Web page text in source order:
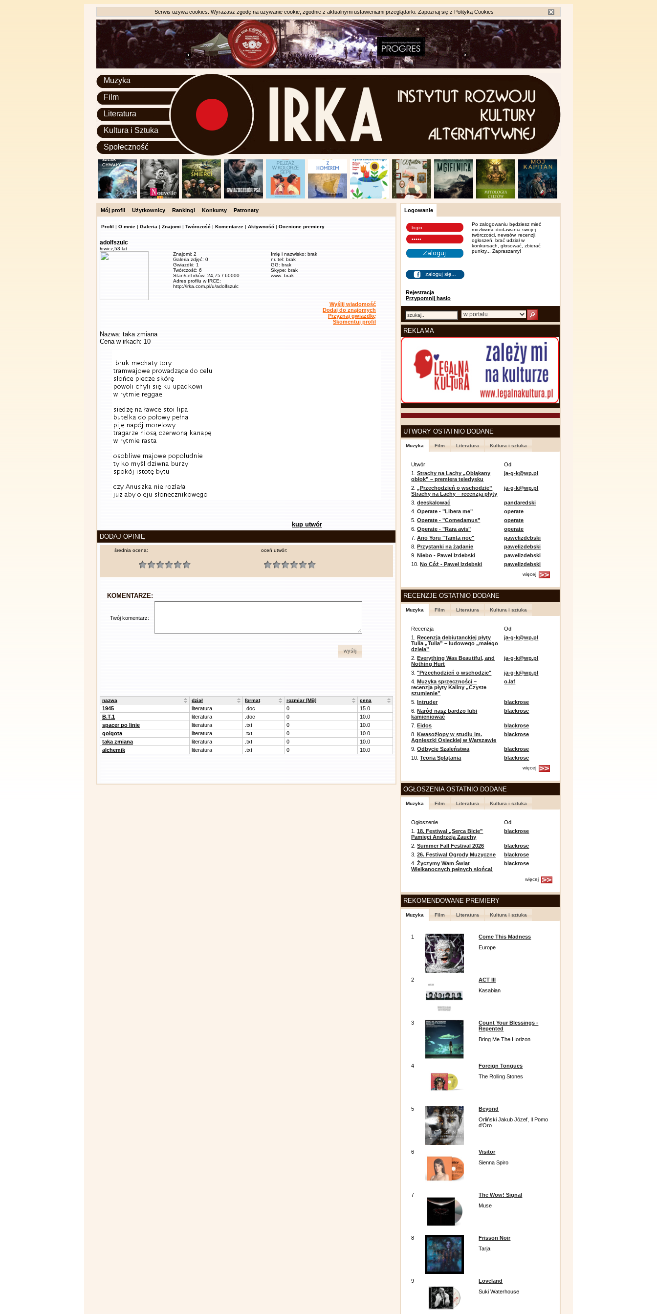
Serwis używa cookies. Wyrażasz zgodę na używanie cookie, zgodnie z aktualnymi ustawieniami przeglądarki. Zapoznaj się z Polityką Cookies
Muzyka
Film
Literatura
Kultura i Sztuka
Społeczność
Mój profil Użytkownicy Rankingi Konkursy Patronaty
Profil | O mnie | Galeria | Znajomi | Twórczość | Komentarze | Aktywność | Ocenione premiery
adolfszulc
łowicz, 53 lat
Znajomi: 2
Galeria zdjęć: 0
Gwiazdki: 1
Twórczość: 6
Stan/cel irków: 24,75 / 60000
Adres profilu w IRCE:
http://irka.com.pl/u/adolfszulc
Imię i nazwisko: brak
nr. tel: brak
GG: brak
Skype: brak
www: brak
Wyślij wiadomość
Dodaj do znajomych
Przyznaj gwiazdkę
Skomentuj profil
Nazwa: taka zmiana
Cena w irkach: 10
kup utwór
DODAJ OPINIĘ
średnia ocena: oceń utwór:
KOMENTARZE:
Twój komentarz:
wyślij
nazwa dział format rozmiar [MB] cena
1945 literatura .doc 0
15.0
B.T.1
literatura .doc 0
10.0
spacer po linie
literatura .txt 0
10.0
golgota
literatura .txt 0
10.0
taka zmiana
literatura .txt 0
10.0
alchemik
literatura .txt 0 10.0
Logowanie
Rejestracja
Przypomnij hasło
Po zalogowaniu będziesz mieć
możliwośc dodawania swojej
twórczości, newsów, recenzji,
ogłoszeń, brać udział w
konkursach, głosować, zbierać
punkty... Zapraszamy!
REKLAMA
UTWORY OSTATNIO DODANE
Muzyka Film Literatura Kultura i sztuka
Utwór
Od
1.Strachy na Lachy „Obłąkany
obłok” – premiera teledysku
ja-g-k@wp.pl
2.„Przechodzień o wschodzie”
Strachy na Lachy – recenzja płyty
ja-g-k@wp.pl
3.deeskalować
pandaredski
4.Operate - "Libera me"
operate
5.Operate - "Comedamus"
operate
6.Operate - "Rara avis"
operate
7.Ano Yoru "Tamta noc"
pawelizdebski
8.Przystanki na żądanie
pawelizdebski
9.Niebo - Paweł Izdebski
pawelizdebski
10.No Cóż - Paweł Izdebski pawelizdebski
więcej
RECENZJE OSTATNIO DODANE
Muzyka Film Literatura Kultura i sztuka
Recenzja
Od
1.Recenzja debiutanckiej płyty
Tulia „Tulia” – ludowego „małego
dzieła”
ja-g-k@wp.pl
2.Everything Was Beautiful, and
Nothing Hurt
ja-g-k@wp.pl
3."Przechodzień o wschodzie"
ja-g-k@wp.pl
4.Muzyka sprzeczności –
recenzja płyty Kaliny „Czyste
szumienie”
o.laf
5.Intruder
blackrose
6.Naród nasz bardzo lubi
kamieniować
blackrose
7.Eidos
blackrose
8.Kwasożłopy w studiu im.
Agnieszki Osieckiej w Warszawie
blackrose
9.Odbycie Szaleństwa
blackrose
10.Teoria Splątania blackrose
więcej
OGŁOSZENIA OSTATNIO DODANE
Muzyka Film Literatura Kultura i sztuka
Ogłoszenie
Od
1.18. Festiwal „Serca Bicie”
Pamięci Andrzeja Zauchy
blackrose
2.Summer Fall Festival 2026
blackrose
3.26. Festiwal Ogrody Muzyczne
blackrose
4.Życzymy Wam Świąt
Wielkanocnych pełnych słońca!
blackrose
więcej
REKOMENDOWANE PREMIERY
Muzyka Film Literatura Kultura i sztuka
1
Come This Madness
Europe
2
ACT III
Kasabian
3
Count Your Blessings -
Repented
Bring Me The Horizon
4
Foreign Tongues
The Rolling Stones
5
Beyond
Orliński Jakub Józef, Il Pomo
d'Oro
6
Visitor
Sienna Spiro
7
The Wow! Signal
Muse
8
Frisson Noir
Tarja
9
Loveland
Suki Waterhouse